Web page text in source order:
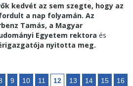
kedvét az sem szegte, hogy az
a nap folyamán. Az
Tamás, a Magyar
Egyetem rektora és
nyitotta meg.
9 10 11 12 13 14 15 16